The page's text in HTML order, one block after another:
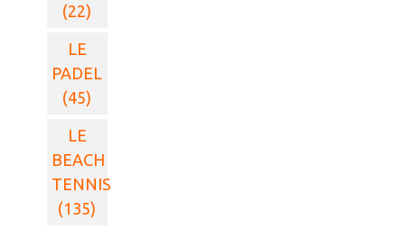
(22)
LE
PADEL
(45)
LE
BEACH
TENNIS
(135)